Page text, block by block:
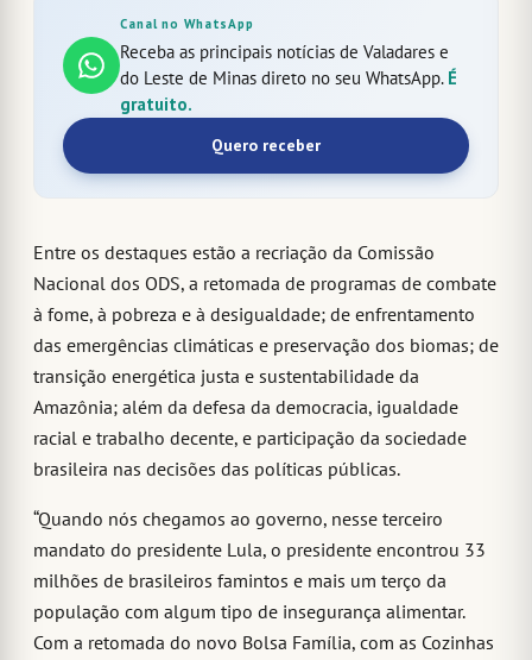
Canal no WhatsApp
Receba as principais notícias de Valadares e
do Leste de Minas direto no seu WhatsApp. É
gratuito.
Quero receber
Entre os destaques estão a recriação da Comissão
Nacional dos ODS, a retomada de programas de combate
à fome, à pobreza e à desigualdade; de enfrentamento
das emergências climáticas e preservação dos biomas; de
transição energética justa e sustentabilidade da
Amazônia; além da defesa da democracia, igualdade
racial e trabalho decente, e participação da sociedade
brasileira nas decisões das políticas públicas.
“Quando nós chegamos ao governo, nesse terceiro
mandato do presidente Lula, o presidente encontrou 33
milhões de brasileiros famintos e mais um terço da
população com algum tipo de insegurança alimentar.
Com a retomada do novo Bolsa Família, com as Cozinhas